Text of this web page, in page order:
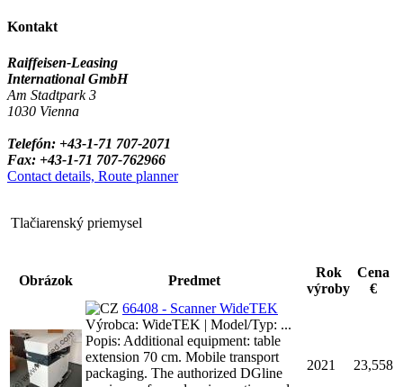
Kontakt
Raiffeisen-Leasing
International GmbH
Am Stadtpark 3
1030 Vienna
Telefón: +43-1-71 707-2071
Fax: +43-1-71 707-762966
Contact details, Route planner
Tlačiarenský priemysel
Obrázok Predmet
Rok
výroby
Cena
€
66408 - Scanner WideTEK
Výrobca: WideTEK | Model/Typ: ...
Popis: Additional equipment: table
extension 70 cm. Mobile transport
packaging. The authorized DGline
2021 23,558